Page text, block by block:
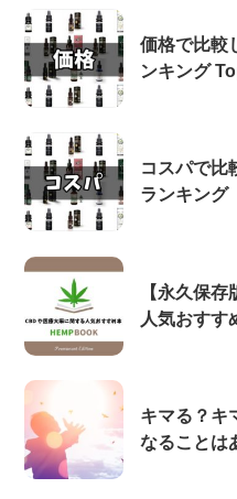
価格で比較
ンキング
コスパで比
ランキング
【永久保
人気おすす
キマる？キ
なることは